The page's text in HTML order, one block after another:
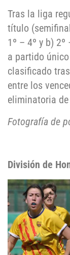
Tras la liga
título
1º – 4º y b)
a partido
clasificado
entre los
eliminatoria
Fotografía de
División de